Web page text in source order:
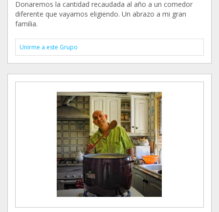
Donaremos la cantidad recaudada al año a un comedor
diferente que vayamos eligiendo. Un abrazo a mi gran
familia.
Unirme a este Grupo